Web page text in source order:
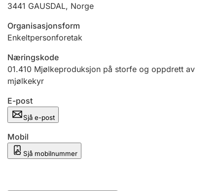
Ektepaktrettleiaren
Andre tema
3441 GAUSDAL, Norge
Organisasjonsform
Enkeltpersonforetak
Næringskode
01.410 Mjølkeproduksjon på storfe og oppdrett av
mjølkekyr
E-post
Sjå e-post
Mobil
Sjå mobilnummer